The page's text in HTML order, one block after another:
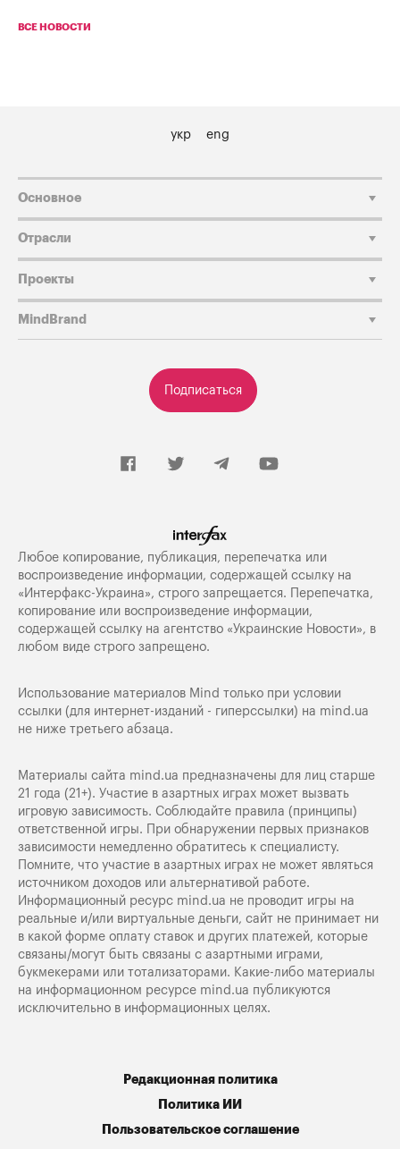
ВСЕ НОВОСТИ
укр eng
Подписаться
Основное
Отрасли
Проекты
MindBrand
Любое копирование, публикация, перепечатка или
воспроизведение информации, содержащей ссылку на
«Интерфакс-Украина», строго запрещается. Перепечатка,
копирование или воспроизведение информации,
содержащей ссылку на агентство «Украинские Новости», в
любом виде строго запрещено.
Использование материалов Mind только при условии
ссылки (для интернет-изданий - гиперссылки) на mind.ua
не ниже третьего абзаца.
Материалы сайта mind.ua предназначены для лиц старше
21 года (21+). Участие в азартных играх может вызвать
игровую зависимость. Соблюдайте правила (принципы)
ответственной игры. При обнаружении первых признаков
зависимости немедленно обратитесь к специалисту.
Помните, что участие в азартных играх не может являться
источником доходов или альтернативой работе.
Информационный ресурс mind.ua не проводит игры на
реальные и/или виртуальные деньги, сайт не принимает ни
в какой форме оплату ставок и других платежей, которые
связаны/могут быть связаны с азартными играми,
букмекерами или тотализаторами. Какие-либо материалы
на информационном ресурсе mind.ua публикуются
исключительно в информационных целях.
Редакционная политика
Политика ИИ
Пользовательское соглашение